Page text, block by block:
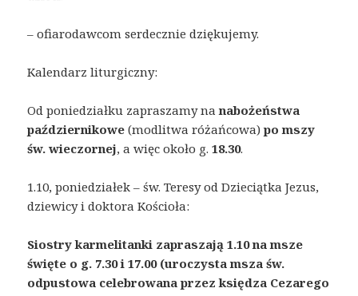
– ofiarodawcom serdecznie dziękujemy.
Kalendarz liturgiczny:
Od poniedziałku zapraszamy nanabożeństwa
październikowe (modlitwa różańcowa)po mszy
św. wieczornej, a więc około g.18.30.
1.10, poniedziałek – św. Teresy od Dzieciątka Jezus,
dziewicy i doktora Kościoła:
Siostry karmelitanki zapraszają 1.10 na msze
święte o g. 7.30 i 17.00 (uroczysta msza św.
odpustowa celebrowana przez księdza Cezarego